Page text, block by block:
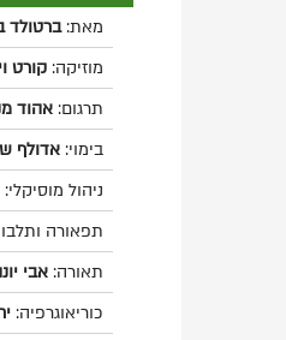
מאת:ברטולד
מוזיקה: קורט
תרגום: אהוד
בימוי: אדולף
ניהול מוסיקלי:
תפאורה
תאורה: אבי
כוריאוגרפיה: